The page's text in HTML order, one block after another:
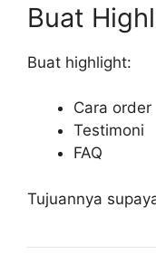
Buat
Buat highlight:
Cara order
Testimoni
FAQ
Tujuannya